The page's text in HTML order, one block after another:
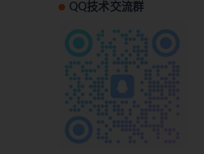
QQ技术交流群